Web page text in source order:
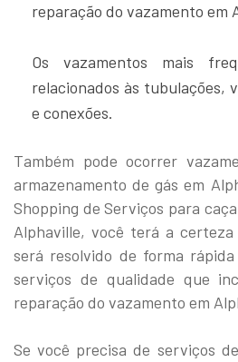
reparação do vazamento em
Os vazamentos mais
relacionados às tubulações,
e conexões.
Também pode ocorrer
armazenamento de gás em
Shopping de Serviços para
Alphaville, você terá a
será resolvido de forma
serviços de qualidade que
reparação do vazamento em
Se você precisa de serviços